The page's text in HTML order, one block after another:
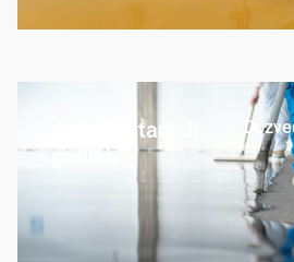
Oprava starých
podláh